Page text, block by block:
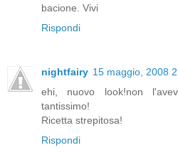
bacione. Vivi
Rispondi
nightfairy 15 maggio, 2008
ehi, nuovo look!non
tantissimo!
Ricetta strepitosa!
Rispondi